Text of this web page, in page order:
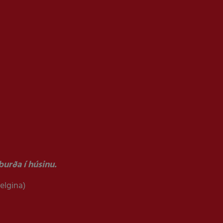
í húsinu.